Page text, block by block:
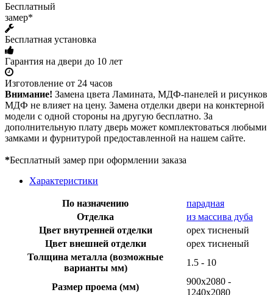
Бесплатный
замер*
Бесплатная установка
Гарантия на двери до 10 лет
Изготовление от 24 часов
Внимание! Замена цвета Ламината, МДФ-панелей и рисунков
МДФ не влияет на цену. Замена отделки двери на конктерной
модели с одной стороны на другую бесплатно. За
дополнительную плату дверь может комплектоваться любыми
замками и фурнитурой предоставленной на нашем сайте.
*Бесплатный замер при оформлении заказа
Характеристики
По назначению
парадная
Отделка
из массива дуба
Цвет внутренней отделки
орех тисненый
Цвет внешней отделки
орех тисненый
Толщина металла (возможные
варианты мм)
1.5 - 10
Размер проема (мм)
900х2080 -
1240х2080